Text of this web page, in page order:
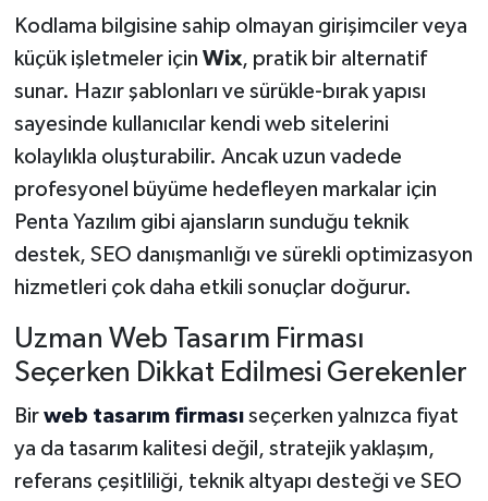
Kodlama bilgisine sahip olmayan girişimciler veya
küçük işletmeler için Wix, pratik bir alternatif
sunar. Hazır şablonları ve sürükle-bırak yapısı
sayesinde kullanıcılar kendi web sitelerini
kolaylıkla oluşturabilir. Ancak uzun vadede
profesyonel büyüme hedefleyen markalar için
Penta Yazılım gibi ajansların sunduğu teknik
destek, SEO danışmanlığı ve sürekli optimizasyon
hizmetleri çok daha etkili sonuçlar doğurur.
Uzman Web Tasarım Firması
Seçerken Dikkat Edilmesi Gerekenler
Bir web tasarım firmasıseçerken yalnızca fiyat
ya da tasarım kalitesi değil, stratejik yaklaşım,
referans çeşitliliği, teknik altyapı desteği ve SEO